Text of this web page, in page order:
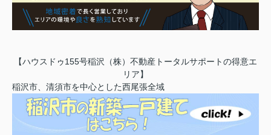
【ハウスドゥ155号稲沢（株）不動産トータルサポートの得意エ
リア】
稲沢市、清須市を中心とした西尾張全域